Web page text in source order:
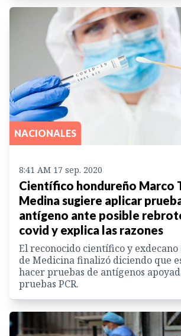
NACIONALES
8:41 AM 17 sep. 2020
Científico hondureño Marco
Medina sugiere aplicar
antígeno ante posible
covid y explica las razones
El reconocido científico y exdecano
de Medicina finalizó diciendo que
hacer pruebas de antígenos
pruebas PCR.